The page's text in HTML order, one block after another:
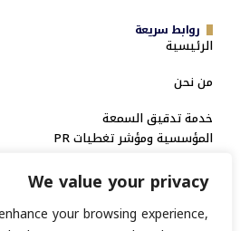
We value your privacy
your browsing experience,
روابط سريعة
الرئيسية
من نحن
خدمة تدقيق السمعة
المؤسسية ومؤشر تغطيات PR
سياسة الخصوصية
الشروط والأحكام